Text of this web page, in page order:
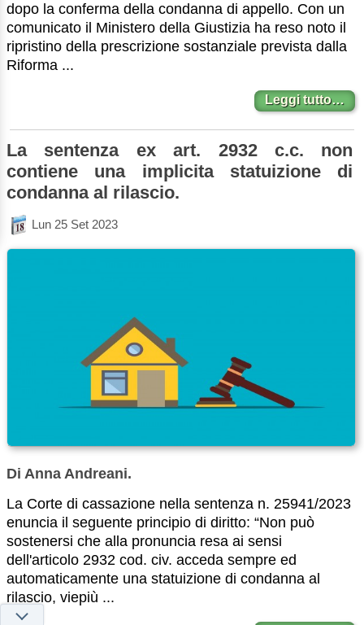
dopo la conferma della condanna di appello. Con un
comunicato il Ministero della Giustizia ha reso noto il
ripristino della prescrizione sostanziale prevista dalla
Riforma ...
Leggi tutto…
La sentenza ex art. 2932 c.c. non
contiene una implicita statuizione di
condanna al rilascio.
Lun 25 Set 2023
Di Anna Andreani.
La Corte di cassazione nella sentenza n. 25941/2023
enuncia il seguente principio di diritto: “Non può
sostenersi che alla pronuncia resa ai sensi
dell'articolo 2932 cod. civ. acceda sempre ed
automaticamente una statuizione di condanna al
rilascio, viepiù ...